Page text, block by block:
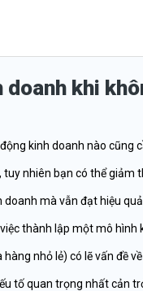
doanh khi
kinh doanh nào cũng
nhiên bạn có thể giảm
doanh mà vẫn đạt hiệu
thành lập một mô hình
nhỏ lẻ) có lẽ vấn đề
tố quan trọng nhất cản